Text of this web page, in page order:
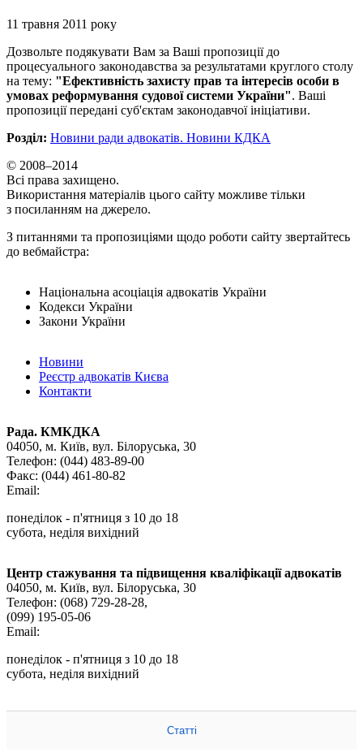
11 травня 2011 року
Дозвольте подякувати Вам за Ваші пропозиції до
процесуального законодавства за результатами круглого столу
на тему: "Ефективність захисту прав та інтересів особи в
умовах реформування судової системи України". Ваші
пропозиції передані суб'єктам законодавчої ініціативи.
Розділ: Новини ради адвокатів. Новини КДКА
© 2008–2014
Всі права захищено.
Використання матеріалів цього сайту можливе тільки
з посиланням на джерело.
З питаннями та пропозиціями щодо роботи сайту звертайтесь
до вебмайстра:
Національна асоціація адвокатів України
Кодекси України
Закони України
Новини
Реєстр адвокатів Києва
Контакти
Рада. КМКДКА
04050, м. Київ, вул. Білоруська, 30
Телефон: (044) 483-89-00
Факс: (044) 461-80-82
Email:
понеділок - п'ятниця з 10 до 18
субота, неділя вихідний
Центр стажування та підвищення кваліфікації адвокатів
04050, м. Київ, вул. Білоруська, 30
Телефон: (068) 729-28-28,
(099) 195-05-06
Email:
понеділок - п'ятниця з 10 до 18
субота, неділя вихідний
Статті